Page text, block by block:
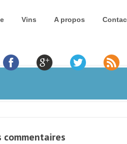
Vins A propos
commentaires